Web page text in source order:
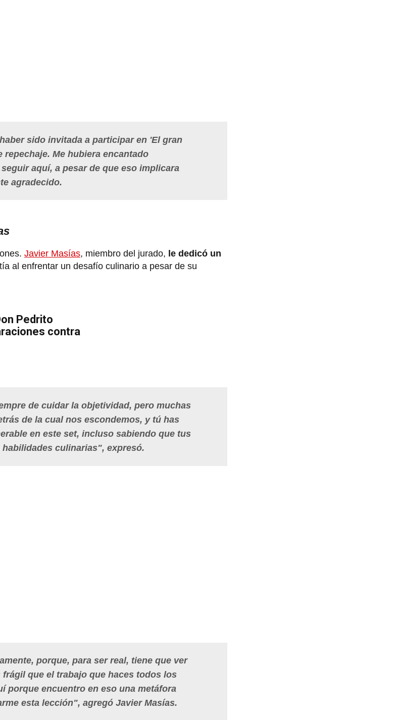
sido invitada a participar en 'El gran
Me hubiera encantado
aquí, a pesar de que eso implicara
agradecido.
Javier Masías, miembro del jurado, le dedicó un
al enfrentar un desafío culinario a pesar de su
Pedrito
contra
de cuidar la objetividad, pero muchas
de la cual nos escondemos, y tú has
en este set, incluso sabiendo que tus
culinarias", expresó.
porque, para ser real, tiene que ver
que el trabajo que haces todos los
porque encuentro en eso una metáfora
esta lección", agregó Javier Masías.